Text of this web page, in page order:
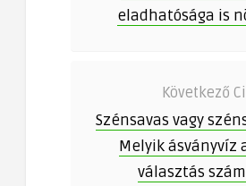
eladhatósága is
Következő
Szénsavas vagy
Melyik ásványvíz
választás